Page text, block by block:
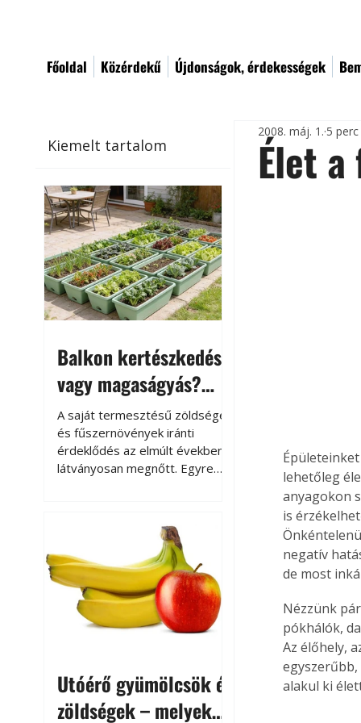
Főoldal Közérdekű Újdonságok, érdekességek
Kiemelt tartalom
Balkon kertészkedés
vagy magaságyás?
Helytakarékos
kertészkedés
A saját termesztésű zöldségek
és fűszernövények iránti
érdeklődés az elmúlt években
látványosan megnőtt. Egyre
kertészkedés sokak számára
kikapcsolódást és feltöltődést
is jelent.
Utóérő gyümölcsök és
zöldségek – melyek
Élet a
2008. máj. 1. 5
Épületeinket
lehetőleg
anyagokon
is
negatív
de most
Nézzünk
pókhálók,
Az élőhely,
egyszerűbb,
alakul ki